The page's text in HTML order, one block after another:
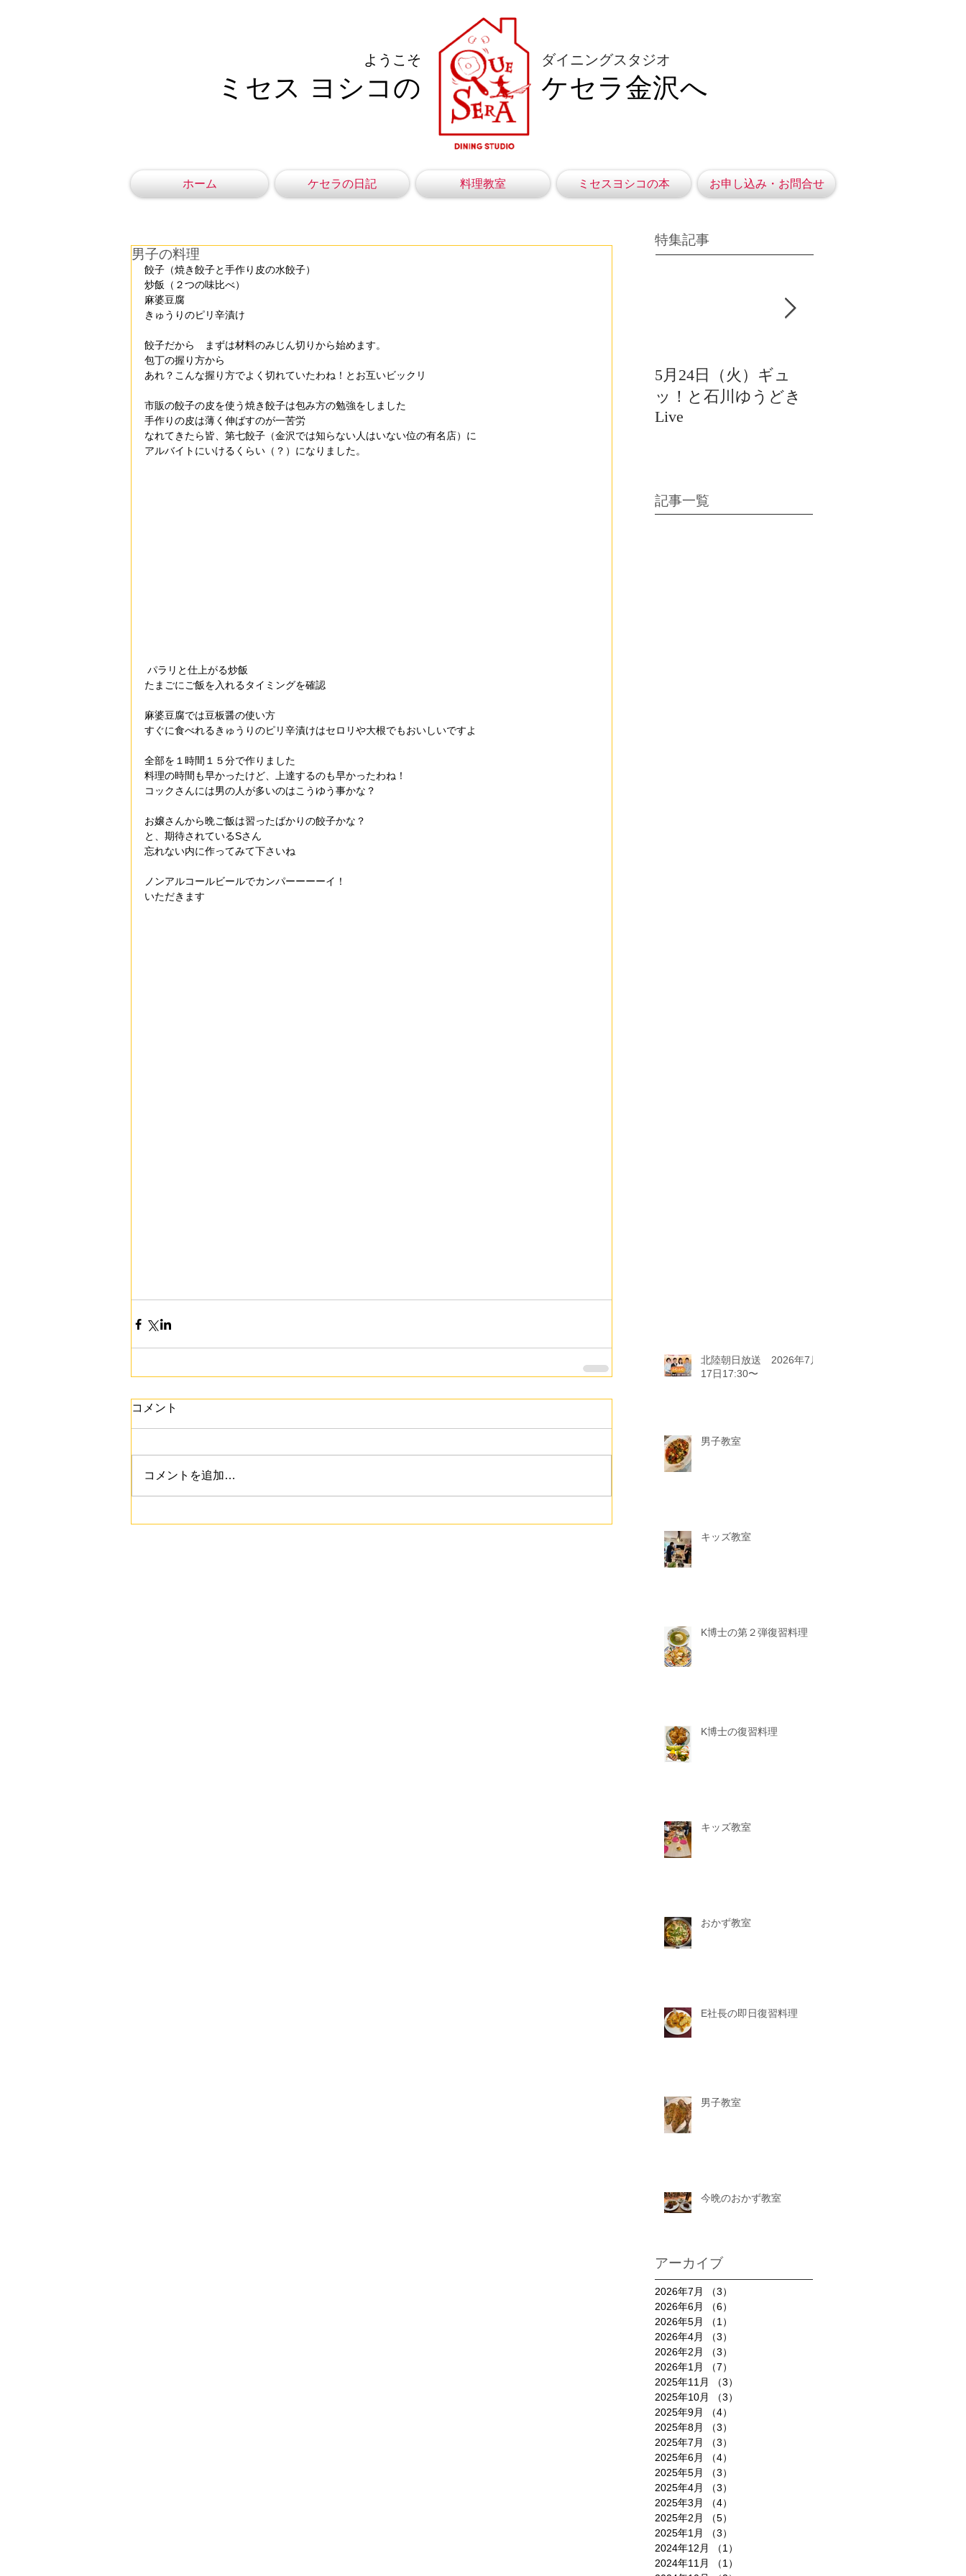
ようこそ
ミセス ヨシコの
ダイニングスタジオ
ケセラ金沢へ
ホーム ケセラの日記 料理教室 ミセスヨシコの本 お申し込み・お問合せ
男子の料理
餃子（焼き餃子と手作り皮の水餃子）
炒飯（２つの味比べ）
麻婆豆腐
きゅうりのピリ辛漬け
餃子だから　まずは材料のみじん切りから始めます。
包丁の握り方から
あれ？こんな握り方でよく切れていたわね！とお互いビックリ
市販の餃子の皮を使う焼き餃子は包み方の勉強をしました
手作りの皮は薄く伸ばすのが一苦労
なれてきたら皆、第七餃子（金沢では知らない人はいない位の有名店）に
アルバイトにいけるくらい（？）になりました。
パラリと仕上がる炒飯
たまごにご飯を入れるタイミングを確認
麻婆豆腐では豆板醤の使い方
すぐに食べれるきゅうりのピリ辛漬けはセロリや大根でもおいしいですよ
全部を１時間１５分で作りました
料理の時間も早かったけど、上達するのも早かったわね！
コックさんには男の人が多いのはこうゆう事かな？
お嬢さんから晩ご飯は習ったばかりの餃子かな？
と、期待されているSさん
忘れない内に作ってみて下さいね
ノンアルコールビールでカンパーーーーイ！
いただきます
コメント
コメントを追加…
特集記事
5月24日（火）ギュ
ッ！と石川ゆうどき
Live
記事一覧
北陸朝日放送 2026年7月
17日17:30〜
男子教室
キッズ教室
K博士の第２弾復習料理
K博士の復習料理
キッズ教室
おかず教室
E社長の即日復習料理
男子教室
今晩のおかず教室
アーカイブ
2026年7月 （3）
2026年6月
（6）
2026年5月
（1）
2026年4月
（3）
2026年2月
（3）
2026年1月
（7）
2025年11月
（3）
2025年10月
（3）
2025年9月
（4）
2025年8月
（3）
2025年7月
（3）
2025年6月
（4）
2025年5月
（3）
2025年4月
（3）
2025年3月
（4）
2025年2月
（5）
2025年1月
（3）
2024年12月
（1）
2024年11月
（1）